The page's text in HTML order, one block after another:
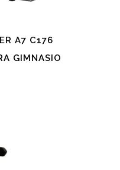
A7 C176
GIMNASIO